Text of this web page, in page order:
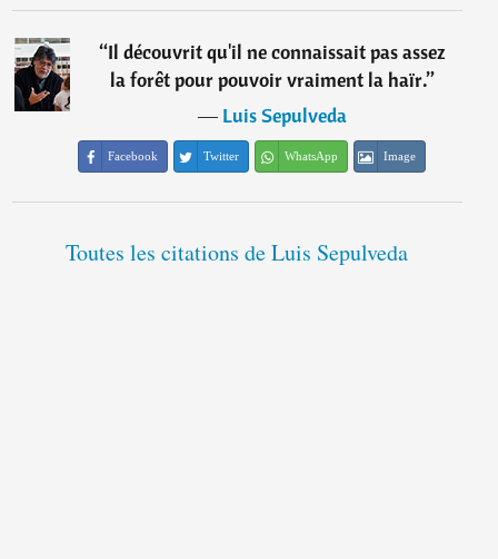
“Il découvrit qu'il ne connaissait pas assez
la forêt pour pouvoir vraiment la haïr.”
―Luis Sepulveda
Facebook Twitter WhatsApp Image
Toutes les citations de Luis Sepulveda